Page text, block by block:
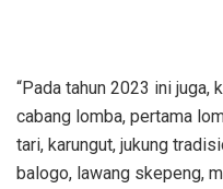
“Pada tahun 2023 ini juga,
cabang lomba, pertama
tari, karungut, jukung
balogo, lawang skepeng,